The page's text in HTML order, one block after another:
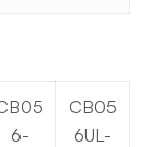
6-
CB05
6UL-